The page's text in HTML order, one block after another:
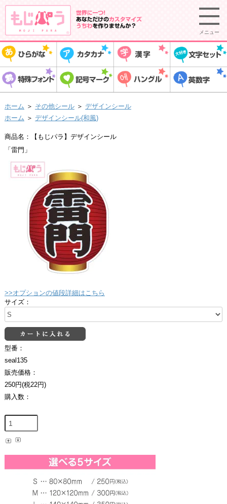
メニュー
ホーム ＞ その他シール ＞ デザインシール
ホーム ＞ デザインシール(和風)
商品名：【もじパラ】デザインシール
「雷門」
>>オプションの値段詳細はこちら
サイズ：
型番：
seal135
販売価格：
250円(税22円)
購入数：